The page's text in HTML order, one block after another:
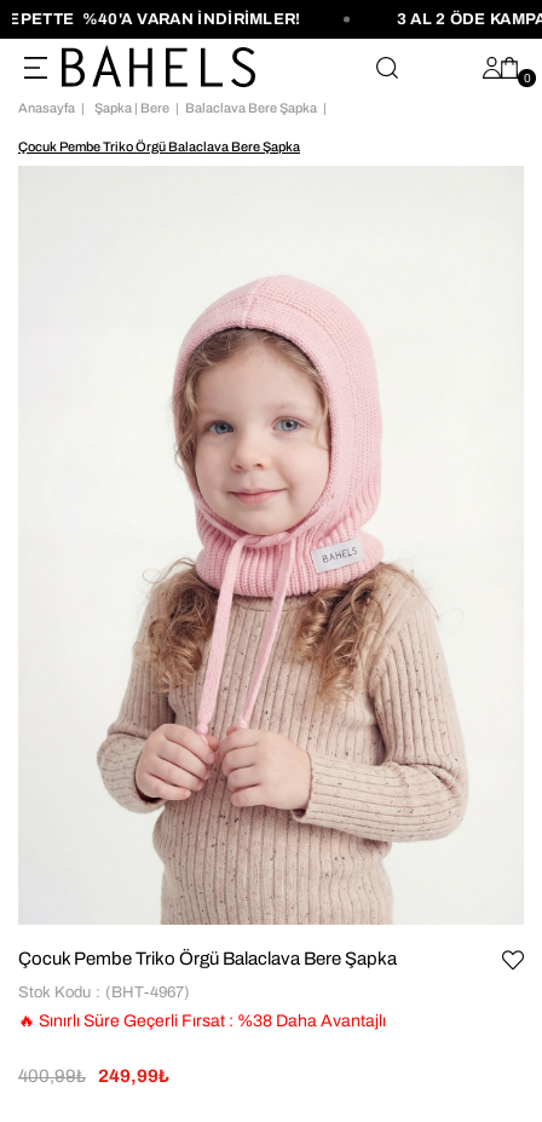
%40'A VARAN İNDİRİMLER! 3 AL 2 ÖDE
0
Anasayfa Şapka | Bere Balaclava Bere Şapka
Çocuk Pembe Triko Örgü Balaclava Bere Şapka
Çocuk Pembe Triko Örgü Balaclava Bere Şapka
Stok Kodu (BHT-4967)
🔥 Sınırlı Süre Geçerli Fırsat : %38 Daha Avantajlı
400,99₺ 249,99₺